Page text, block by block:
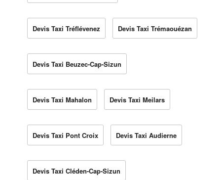
Devis Taxi Tréflévenez Devis Taxi Trémaouézan
Devis Taxi Beuzec-Cap-Sizun
Devis Taxi Mahalon Devis Taxi Meilars
Devis Taxi Pont Croix Devis Taxi Audierne
Devis Taxi Cléden-Cap-Sizun